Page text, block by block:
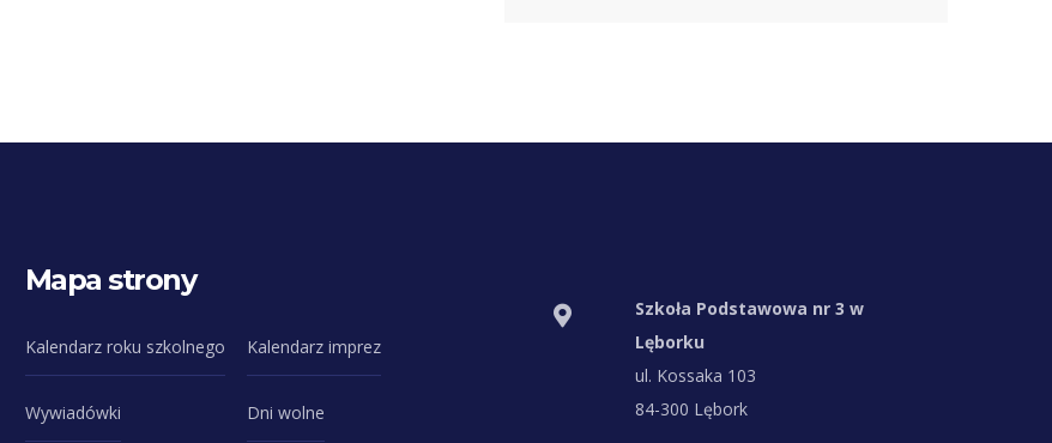
Mapa strony
Kalendarz roku szkolnego Kalendarz imprez
Wywiadówki Dni wolne
Szkoła Podstawowa nr 3 w
Lęborku
ul. Kossaka 103
84-300 Lębork